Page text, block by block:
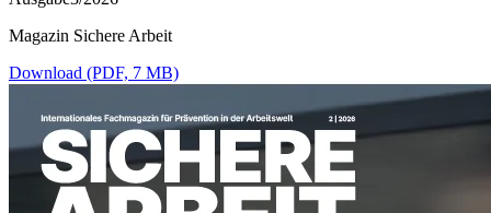
Magazin Sichere Arbeit
Download (PDF, 7 MB)